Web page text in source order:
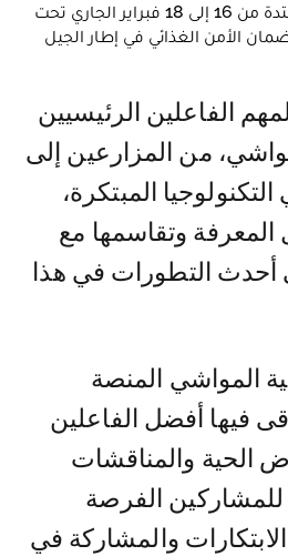
المواشي، خلال الفترة الممتدة من 16 إلى 18 فبراير الجاري تحت
الأمن الغذائي في إطار الجيل
من المزارعين إلى
المبتكرة،
المعرفة وتقاسمها مع
التطورات في هذا
المواشي المنصة
فيها أفضل الفاعلين
الحية والمناقشات
للمشاركين الفرصة
والمشاركة في